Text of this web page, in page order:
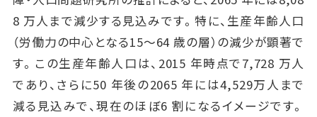
8 万人まで減少する見込みです。特に、生産年齢人口
（労働力の中心となる15～64 歳の層）の減少が顕著で
す。この生産年齢人口は、2015 年時点で7,728 万人
であり、さらに50 年後の2065 年には4,529万人まで
減る見込みで、現在のほぼ6 割になるイメージです。